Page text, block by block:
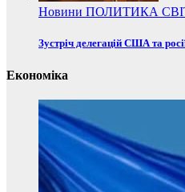
Новини ПОЛИТИКА
Зустріч делегацій США та
Економіка